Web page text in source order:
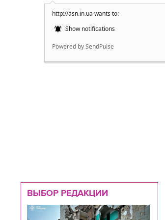
http://asn.in.ua wants to:
Show notifications
Powered by SendPulse
ВЫБОР РЕДАКЦИИ